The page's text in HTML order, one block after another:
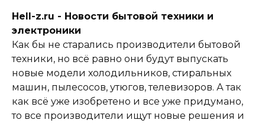
Hell-z.ru - Новости бытовой техники и
электроники
Как бы не старались производители бытовой
техники, но всё равно они будут выпускать
новые модели холодильников, стиральных
машин, пылесосов, утюгов, телевизоров. А так
как всё уже изобретено и все уже придумано,
то все производители ищут новые решения и